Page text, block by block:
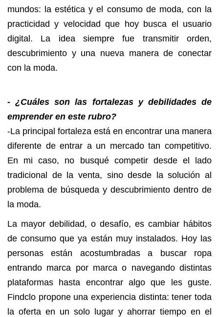
mundos: la estética y el consumo de moda, con la
practicidad y velocidad que hoy busca el usuario
digital. La idea siempre fue transmitir orden,
descubrimiento y una nueva manera de conectar
con la moda.
- ¿Cuáles son las fortalezas y debilidades de
emprender en este rubro?
-La principal fortaleza está en encontrar una manera
diferente de entrar a un mercado tan competitivo.
En mi caso, no busqué competir desde el lado
tradicional de la venta, sino desde la solución al
problema de búsqueda y descubrimiento dentro de
la moda.
La mayor debilidad, o desafío, es cambiar hábitos
de consumo que ya están muy instalados. Hoy las
personas están acostumbradas a buscar ropa
entrando marca por marca o navegando distintas
plataformas hasta encontrar algo que les guste.
Findclo propone una experiencia distinta: tener toda
la oferta en un solo lugar y ahorrar tiempo en el